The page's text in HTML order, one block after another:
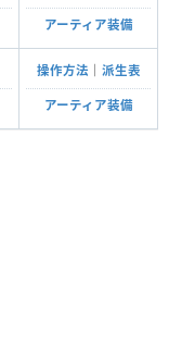
アーティア装備
操作方法 派生表
アーティア装備